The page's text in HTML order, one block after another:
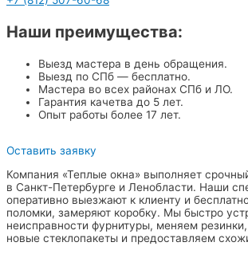
Наши преимущества:
Выезд мастера в день обращения.
Выезд по СПб — бесплатно.
Мастера во всех районах СПб и ЛО.
Гарантия качетва до 5 лет.
Опыт работы более 17 лет.
Оставить заявку
Компания «‎Теплые окна» выполняет
в Санкт-Петербурге и Ленобласти. Наши
оперативно выезжают к клиенту и
поломки, замеряют коробку. Мы быстро
неисправности фурнитуры, меняем
новые стеклопакеты и предоставляем